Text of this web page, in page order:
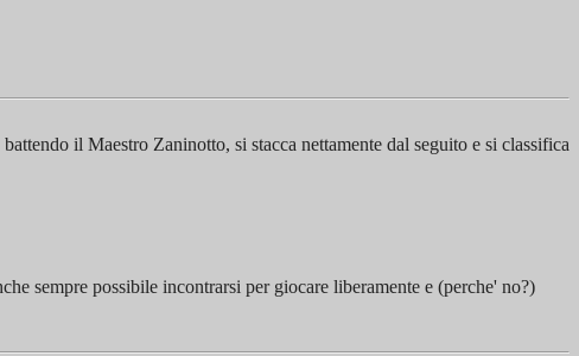
il Maestro Zaninotto, si stacca nettamente dal seguito e si classifica
sempre possibile incontrarsi per giocare liberamente e (perche' no?)